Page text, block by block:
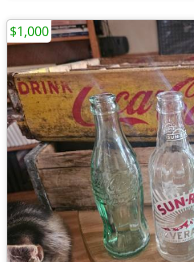
$1,000